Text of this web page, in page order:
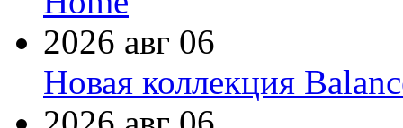
2026 авг 06
Новая коллекция